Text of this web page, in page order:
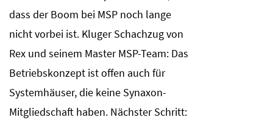
dass der Boom bei MSP noch lange
nicht vorbei ist. Kluger Schachzug von
Rex und seinem Master MSP-Team: Das
Betriebskonzept ist offen auch für
Systemhäuser, die keine Synaxon-
Mitgliedschaft haben. Nächster Schritt: